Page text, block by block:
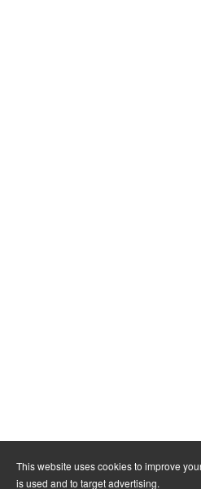
This website uses cookies to improve
is used and to target advertising.